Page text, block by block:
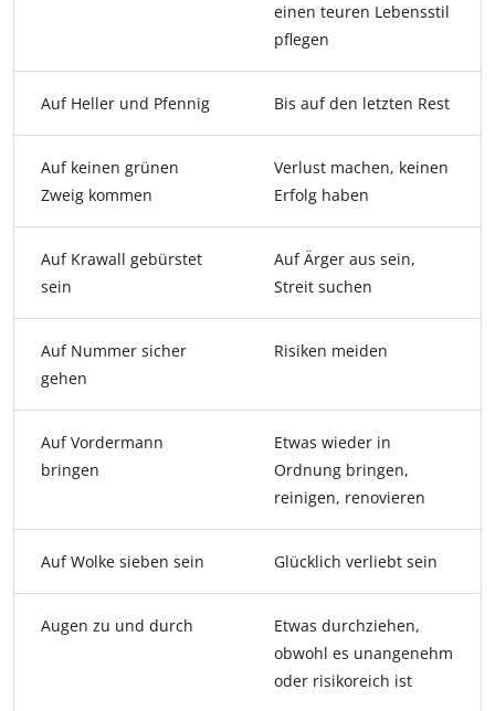
einen teuren Lebensstil
pflegen
Auf Heller und Pfennig Bis auf den letzten Rest
Auf keinen grünen
Zweig kommen
Verlust machen, keinen
Erfolg haben
Auf Krawall gebürstet
sein
Auf Ärger aus sein,
Streit suchen
Auf Nummer sicher
gehen
Risiken meiden
Auf Vordermann
bringen
Etwas wieder in
Ordnung bringen,
reinigen, renovieren
Auf Wolke sieben sein Glücklich verliebt sein
Augen zu und durch
Etwas durchziehen,
obwohl es unangenehm
oder risikoreich ist